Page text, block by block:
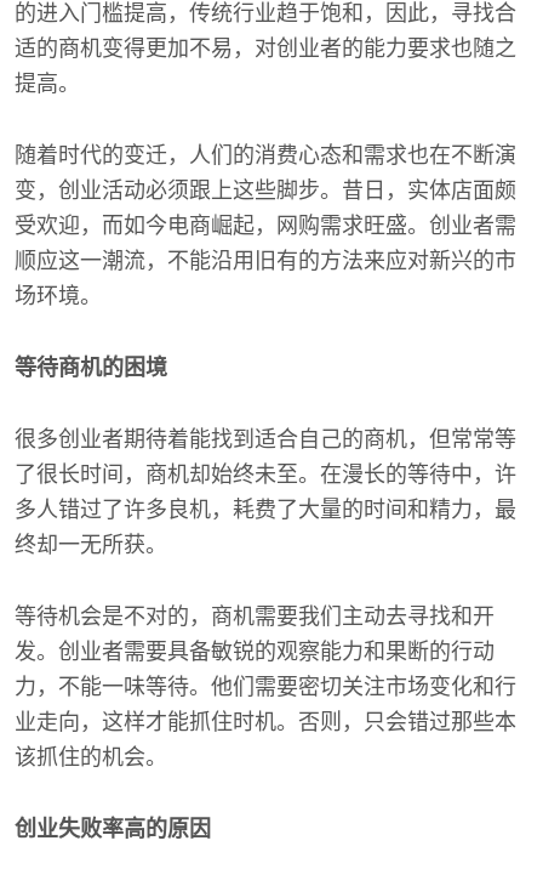
的进入门槛提高，传统行业趋于饱和，因此，寻找合
适的商机变得更加不易，对创业者的能力要求也随之
提高。
随着时代的变迁，人们的消费心态和需求也在不断演
变，创业活动必须跟上这些脚步。昔日，实体店面颇
受欢迎，而如今电商崛起，网购需求旺盛。创业者需
顺应这一潮流，不能沿用旧有的方法来应对新兴的市
场环境。
等待商机的困境
很多创业者期待着能找到适合自己的商机，但常常等
了很长时间，商机却始终未至。在漫长的等待中，许
多人错过了许多良机，耗费了大量的时间和精力，最
终却一无所获。
等待机会是不对的，商机需要我们主动去寻找和开
发。创业者需要具备敏锐的观察能力和果断的行动
力，不能一味等待。他们需要密切关注市场变化和行
业走向，这样才能抓住时机。否则，只会错过那些本
该抓住的机会。
创业失败率高的原因